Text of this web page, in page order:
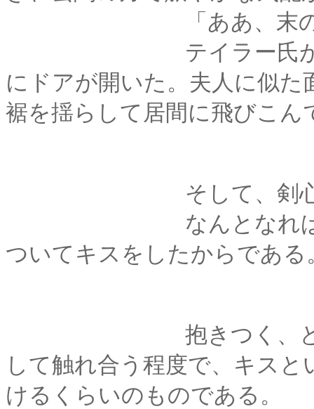
「ああ、末の娘です
テイラー氏が椅子か
にドアが開いた。夫人に似
裾を揺らして居間に飛びこん
そして、剣心たち
なんとなれば、その
ついてキスをしたからである
抱きつく、といって
して触れ合う程度で、キス
けるくらいのものである。